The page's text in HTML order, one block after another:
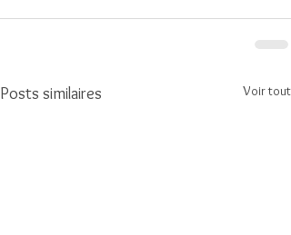
Posts similaires Voir tout